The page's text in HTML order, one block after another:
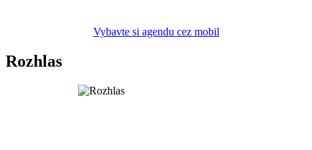
Vybavte si agendu cez mobil
Rozhlas